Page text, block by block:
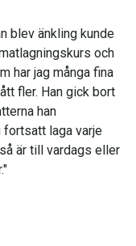
blev änkling kunde
och
har jag många fina
fler. Han gick bort
han
laga varje
är till vardags eller